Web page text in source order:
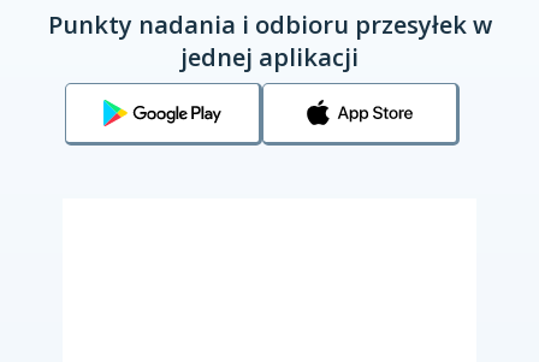
Punkty nadania i odbioru przesyłek w
jednej aplikacji